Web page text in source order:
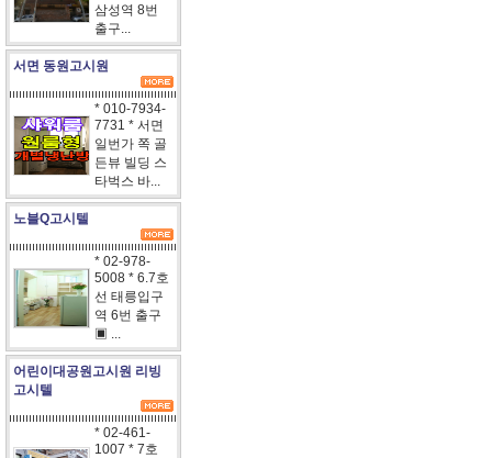
삼성역 8번
출구...
서면 동원고시원
* 010-7934-
7731 * 서면
일번가 쪽 골
든뷰 빌딩 스
타벅스 바...
노블Q고시텔
* 02-978-
5008 * 6.7호
선 태릉입구
역 6번 출구
▣ ...
어린이대공원고시원 리빙
고시텔
* 02-461-
1007 * 7호